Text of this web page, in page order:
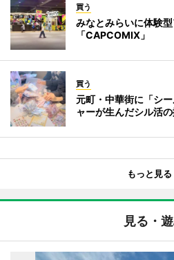
買う
みなとみらいに体験
「CAPCOMIX」
買う
元町・中華街に「シ
ャーが生んだシル活
もっと見る
見る・